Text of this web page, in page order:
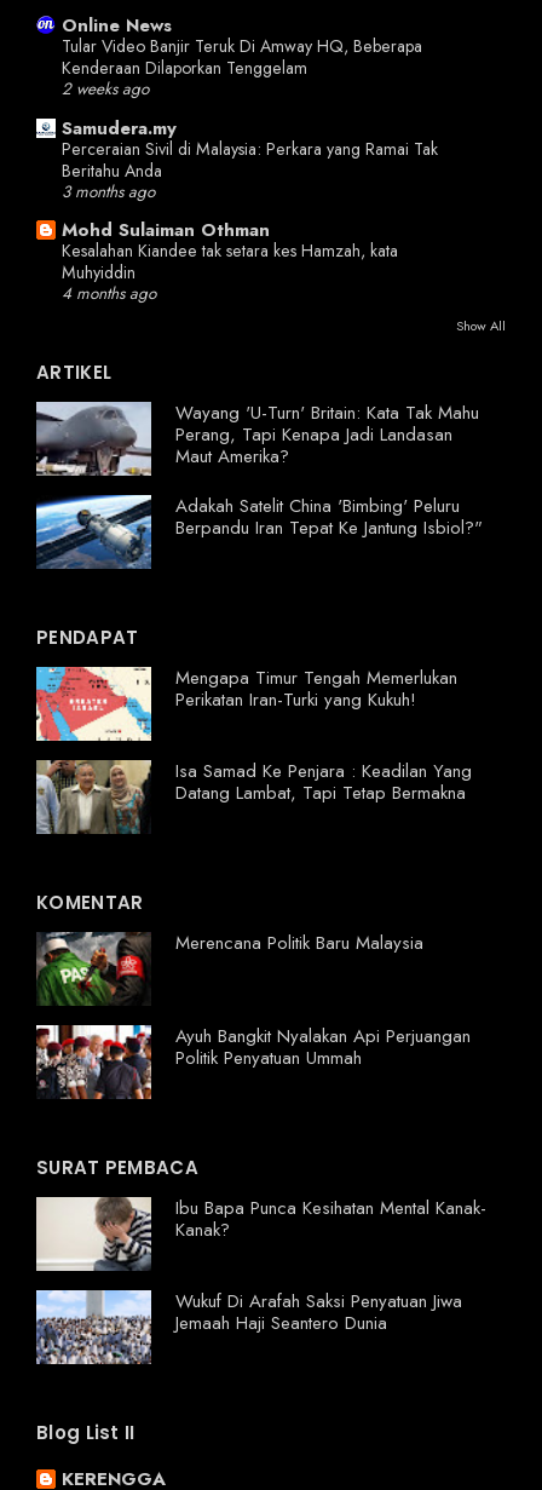
Online News
Tular Video Banjir Teruk Di Amway HQ, Beberapa
Kenderaan Dilaporkan Tenggelam
2 weeks ago
Samudera.my
Perceraian Sivil di Malaysia: Perkara yang Ramai Tak
Beritahu Anda
3 months ago
Mohd Sulaiman Othman
Kesalahan Kiandee tak setara kes Hamzah, kata
Muhyiddin
4 months ago
Show All
ARTIKEL
Wayang 'U-Turn' Britain: Kata Tak Mahu
Perang, Tapi Kenapa Jadi Landasan
Maut Amerika?
Adakah Satelit China 'Bimbing' Peluru
Berpandu Iran Tepat Ke Jantung Isbiol?"
PENDAPAT
Mengapa Timur Tengah Memerlukan
Perikatan Iran-Turki yang Kukuh!
Isa Samad Ke Penjara : Keadilan Yang
Datang Lambat, Tapi Tetap Bermakna
KOMENTAR
Merencana Politik Baru Malaysia
Ayuh Bangkit Nyalakan Api Perjuangan
Politik Penyatuan Ummah
SURAT PEMBACA
Ibu Bapa Punca Kesihatan Mental Kanak-
Kanak?
Wukuf Di Arafah Saksi Penyatuan Jiwa
Jemaah Haji Seantero Dunia
Blog List II
KERENGGA